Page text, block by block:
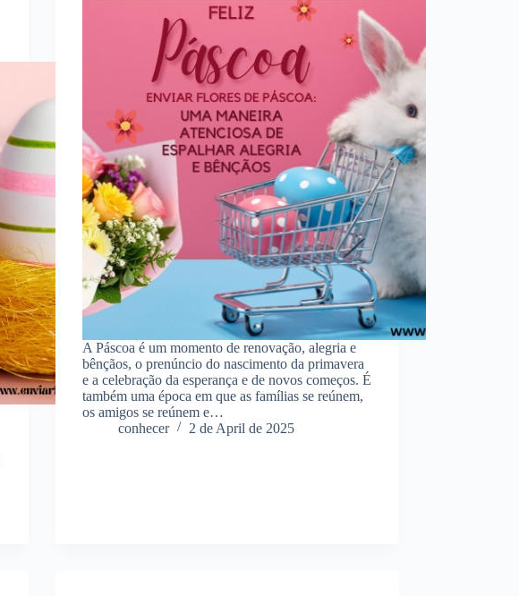
A Páscoa é um momento de renovação, alegria e
bênçãos, o prenúncio do nascimento da primavera
e a celebração da esperança e de novos começos. É
também uma época em que as famílias se reúnem,
os amigos se reúnem e…
conhecer
2 de April de 2025